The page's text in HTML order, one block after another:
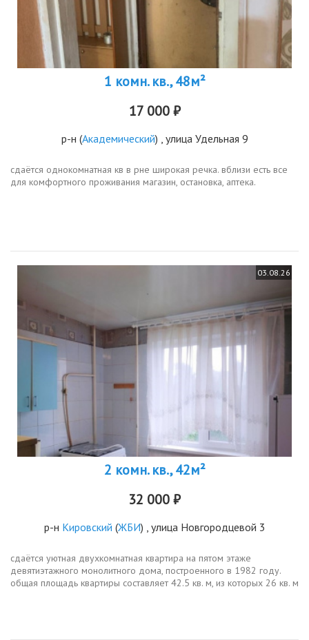
1 комн. кв., 48м²
17 000 ₽
р-н (Академический) , улица Удельная 9
сдаётся однокомнатная кв в рне широкая речка. вблизи есть все
для комфортного проживания магазин, остановка, аптека.
03.08.26
2 комн. кв., 42м²
32 000 ₽
р-н Кировский (ЖБИ) , улица Новгородцевой 3
сдаётся уютная двухкомнатная квартира на пятом этаже
девятиэтажного монолитного дома, построенного в 1982 году.
общая площадь квартиры составляет 42.5 кв. м, из которых 26 кв. м